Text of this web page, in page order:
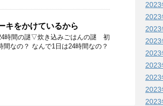
キをかけているから
時間の謎▽炊き込みごはんの謎 初
なの？ なんで1日は24時間なの？
2023
2023
2023
2023
2023
2023
2023
2023
2023